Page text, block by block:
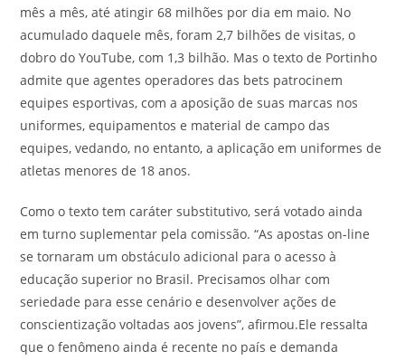
mês a mês, até atingir 68 milhões por dia em maio. No
acumulado daquele mês, foram 2,7 bilhões de visitas, o
dobro do YouTube, com 1,3 bilhão. Mas o texto de Portinho
admite que agentes operadores das bets patrocinem
equipes esportivas, com a aposição de suas marcas nos
uniformes, equipamentos e material de campo das
equipes, vedando, no entanto, a aplicação em uniformes de
atletas menores de 18 anos.
Como o texto tem caráter substitutivo, será votado ainda
em turno suplementar pela comissão. “As apostas on-line
se tornaram um obstáculo adicional para o acesso à
educação superior no Brasil. Precisamos olhar com
seriedade para esse cenário e desenvolver ações de
conscientização voltadas aos jovens”, afirmou.Ele ressalta
que o fenômeno ainda é recente no país e demanda